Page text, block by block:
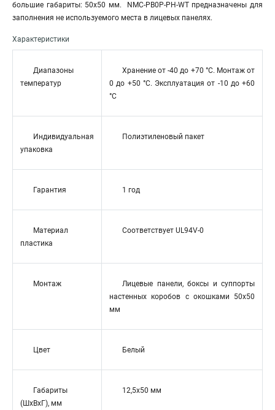
большие габариты: 50х50 мм. NMC-PB0P-PH-WT предназначены для
заполнения не используемого места в лицевых панелях.
Характеристики
Диапазоны
температур
Хранение от -40 до +70 °C. Монтаж от
0 до +50 °C. Эксплуатация от -10 до +60
°C
Индивидуальная
упаковка
Полиэтиленовый пакет
Гарантия 1 год
Материал
пластика
Соответствует UL94V-0
Монтаж
Лицевые панели, боксы и суппорты
настенных коробов с окошками 50x50
мм
Цвет Белый
Габариты
(ШхВхГ), мм
12,5x50 мм